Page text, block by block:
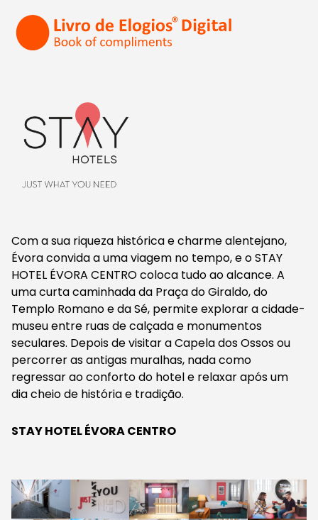
Com a sua riqueza histórica e charme alentejano,
Évora convida a uma viagem no tempo, e o STAY
HOTEL ÉVORA CENTRO coloca tudo ao alcance. A
uma curta caminhada da Praça do Giraldo, do
Templo Romano e da Sé, permite explorar a cidade-
museu entre ruas de calçada e monumentos
seculares. Depois de visitar a Capela dos Ossos ou
percorrer as antigas muralhas, nada como
regressar ao conforto do hotel e relaxar após um
dia cheio de história e tradição.
STAY HOTEL ÉVORA CENTRO